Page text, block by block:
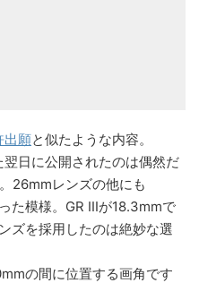
出願と似たような内容。
日に公開されたのは偶然だ
26mmレンズの他にも
た模様。GR IIIが18.3mmで
ズを採用したのは絶妙な選
の間に位置する画角です